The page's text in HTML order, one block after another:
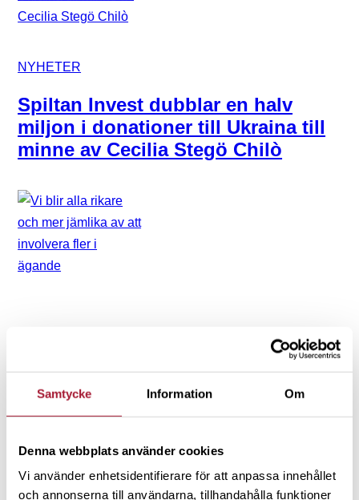
Samtycke Information Om
Denna webbplats använder cookies
Vi använder enhetsidentifierare för att anpassa innehållet
och annonserna till användarna, tillhandahålla funktioner
NYHETER
Spiltan Invest dubblar en halv
miljon i donationer till Ukraina till
minne av Cecilia Stegö Chilò
Vi blir alla rikare och mer jämlika
av att involvera fler i ägande